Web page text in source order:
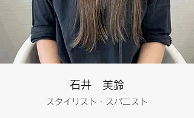
石井 美鈴
スタイリスト・スパニスト